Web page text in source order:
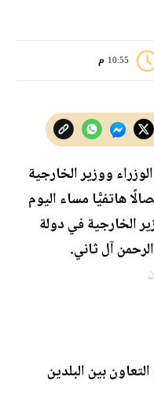
10:55 م
ووزير الخارجية
هاتفيًّا مساء اليوم
الخارجية في دولة
آل ثاني.
بين البلدين